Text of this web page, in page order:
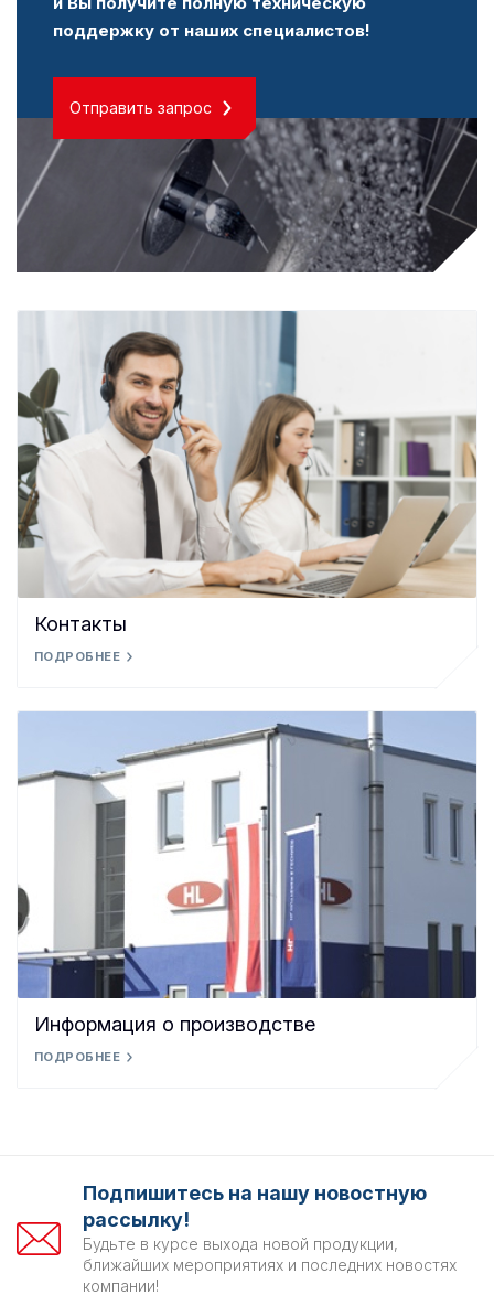
поддержку от наших специалистов!
Отправить запрос
Контакты
ПОДРОБНЕЕ
Информация о производстве
ПОДРОБНЕЕ
Подпишитесь на нашу новостную
рассылку!
Будьте в курсе выхода новой продукции,
ближайших мероприятиях и последних новостях
компании!